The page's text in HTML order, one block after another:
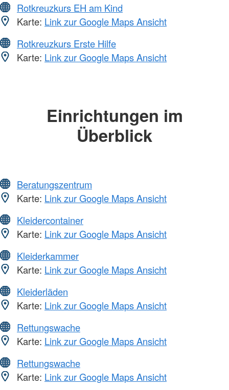
Rotkreuzkurs EH am Kind
Karte: Link zur Google Maps Ansicht
Rotkreuzkurs Erste Hilfe
Karte: Link zur Google Maps Ansicht
Einrichtungen im
Überblick
Beratungszentrum
Karte: Link zur Google Maps Ansicht
Kleidercontainer
Karte: Link zur Google Maps Ansicht
Kleiderkammer
Karte: Link zur Google Maps Ansicht
Kleiderläden
Karte: Link zur Google Maps Ansicht
Rettungswache
Karte: Link zur Google Maps Ansicht
Rettungswache
Karte: Link zur Google Maps Ansicht